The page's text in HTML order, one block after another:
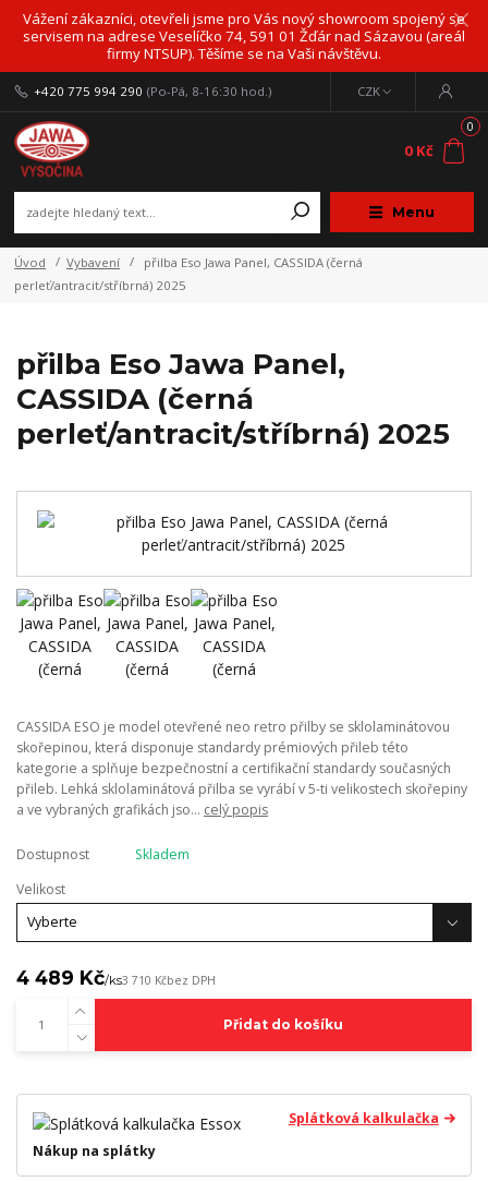
Vážení zákazníci, otevřeli jsme pro Vás nový showroom spojený se
servisem na adrese Veselíčko 74, 591 01 Žďár nad Sázavou (areál
firmy NTSUP). Těšíme se na Vaši návštěvu.
Menu
CZK
+420 775 994 290 (Po-Pá, 8-16:30 hod.)
0
0 Kč
Úvod Vybavení
přilba Eso Jawa Panel, CASSIDA (černá
perleť/antracit/stříbrná) 2025
přilba Eso Jawa Panel,
CASSIDA (černá
perleť/antracit/stříbrná) 2025
CASSIDA ESO je model otevřené neo retro přilby se sklolaminátovou
skořepinou, která disponuje standardy prémiových přileb této
kategorie a splňuje bezpečnostní a certifikační standardy současných
přileb. Lehká sklolaminátová přilba se vyrábí v 5-ti velikostech skořepiny
a ve vybraných grafikách jso... celý popis
Dostupnost
Skladem
Velikost
4 489 Kč/ks3 710 Kčbez DPH
Přidat do košíku
Splátková kalkulačka
Nákup na splátky